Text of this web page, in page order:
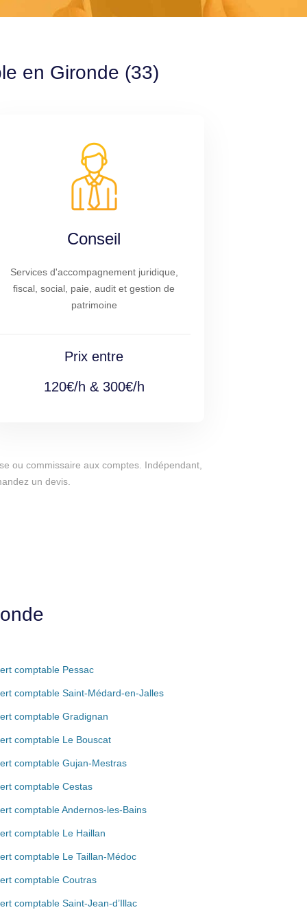
en Gironde (33)
Conseil
Services d'accompagnement juridique,
fiscal, social, paie, audit et gestion de
patrimoine
Prix entre
120€/h & 300€/h
ou commissaire aux comptes. Indépendant,
un devis.
comptable Pessac
comptable Saint-Médard-en-Jalles
comptable Gradignan
comptable Le Bouscat
comptable Gujan-Mestras
comptable Cestas
comptable Andernos-les-Bains
comptable Le Haillan
comptable Le Taillan-Médoc
comptable Coutras
comptable Saint-Jean-d’Illac